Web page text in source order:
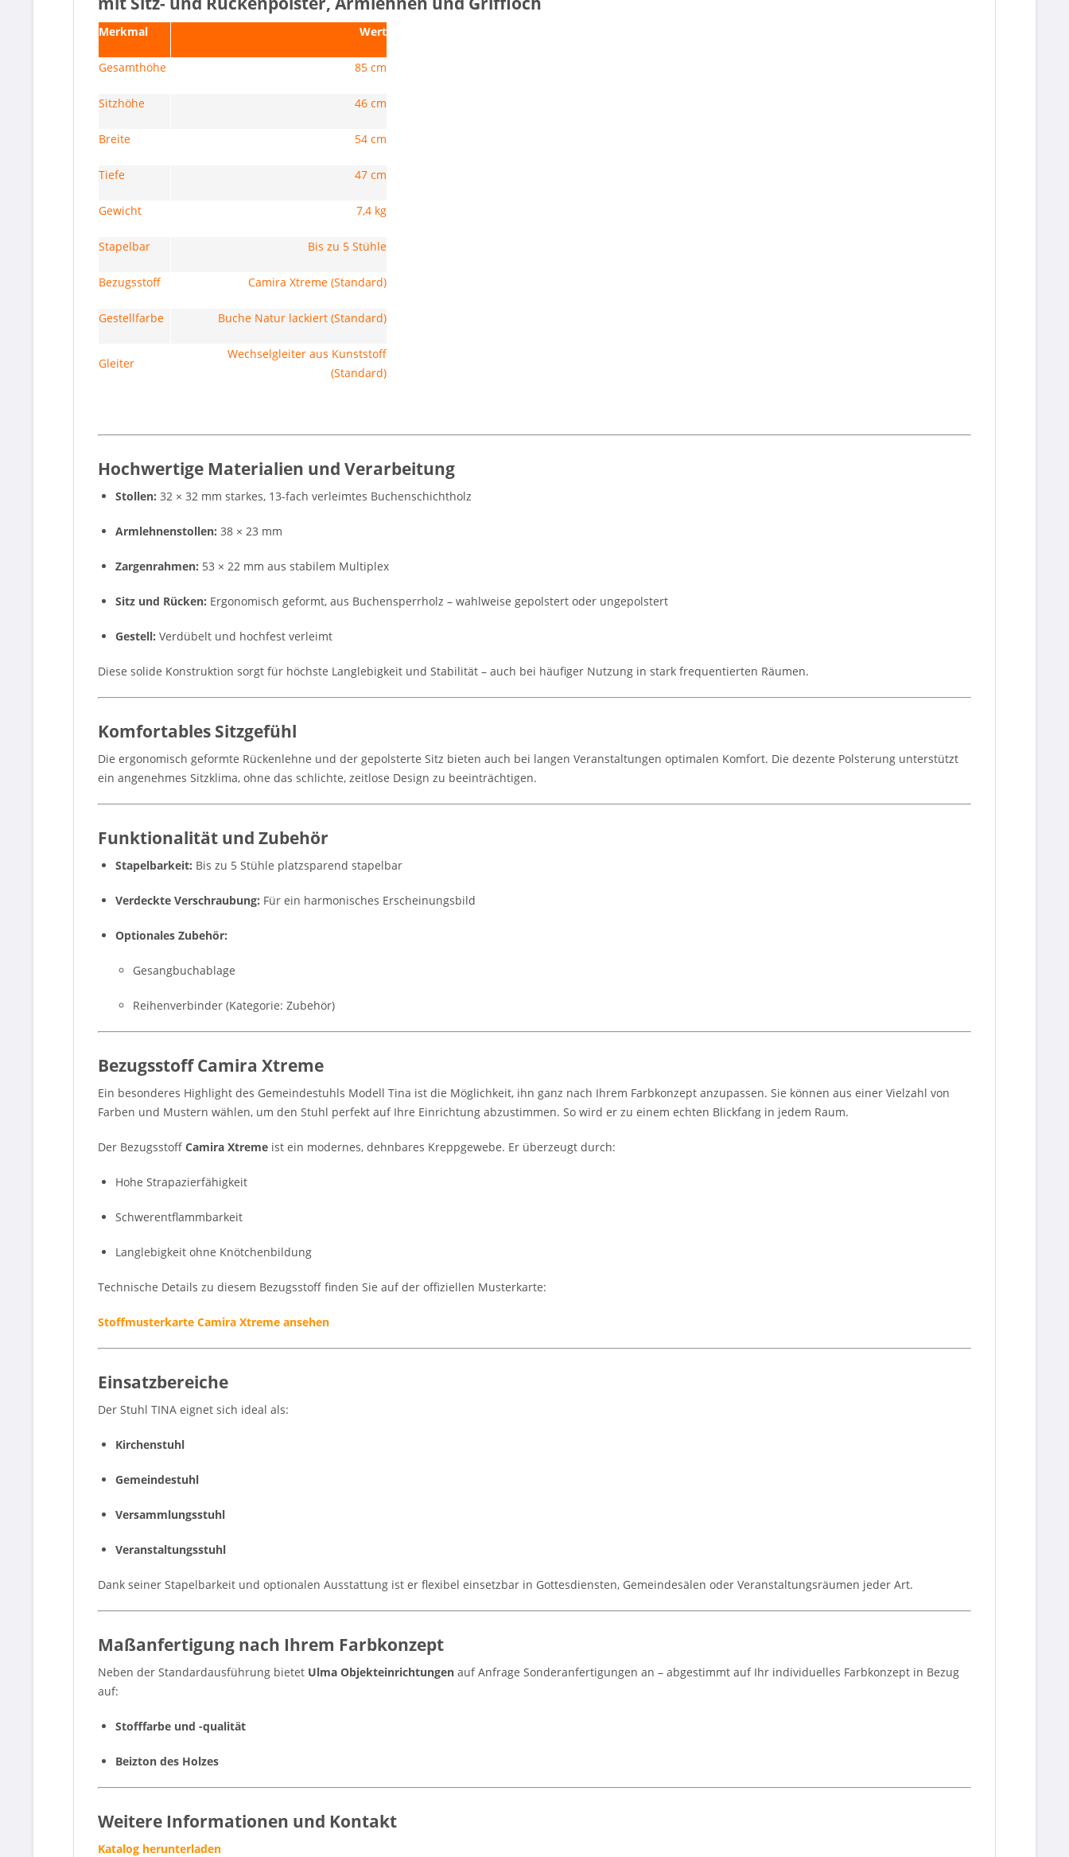
Merkmal Wert
Gesamthöhe 85 cm
Sitzhöhe 46 cm
Breite 54 cm
Tiefe 47 cm
Gewicht 7,4 kg
Stapelbar Bis zu 5 Stühle
Bezugsstoff Camira Xtreme (Standard)
Gestellfarbe Buche Natur lackiert (Standard)
Gleiter
Wechselgleiter aus Kunststoff
(Standard)
Hochwertige Materialien und Verarbeitung
Stollen: 32 × 32 mm starkes, 13-fach verleimtes Buchenschichtholz
Armlehnenstollen: 38 × 23 mm
Zargenrahmen: 53 × 22 mm aus stabilem Multiplex
Sitz und Rücken: Ergonomisch geformt, aus Buchensperrholz – wahlweise gepolstert oder ungepolstert
Gestell: Verdübelt und hochfest verleimt
Diese solide Konstruktion sorgt für höchste Langlebigkeit und Stabilität – auch bei häufiger Nutzung in stark frequentierten Räumen.
Komfortables Sitzgefühl
Die ergonomisch geformte Rückenlehne und der gepolsterte Sitz bieten auch bei langen Veranstaltungen optimalen Komfort. Die dezente Polsterung unterstützt
ein angenehmes Sitzklima, ohne das schlichte, zeitlose Design zu beeinträchtigen.
Funktionalität und Zubehör
Stapelbarkeit: Bis zu 5 Stühle platzsparend stapelbar
Verdeckte Verschraubung: Für ein harmonisches Erscheinungsbild
Optionales Zubehör:
Gesangbuchablage
Reihenverbinder (Kategorie: Zubehör)
Bezugsstoff Camira Xtreme
Ein besonderes Highlight des Gemeindestuhls Modell Tina ist die Möglichkeit, ihn ganz nach Ihrem Farbkonzept anzupassen. Sie können aus einer Vielzahl von
Farben und Mustern wählen, um den Stuhl perfekt auf Ihre Einrichtung abzustimmen. So wird er zu einem echten Blickfang in jedem Raum.
Der Bezugsstoff Camira Xtreme ist ein modernes, dehnbares Kreppgewebe. Er überzeugt durch:
Hohe Strapazierfähigkeit
Schwerentflammbarkeit
Langlebigkeit ohne Knötchenbildung
Technische Details zu diesem Bezugsstoff finden Sie auf der offiziellen Musterkarte:
Stoffmusterkarte Camira Xtreme ansehen
Einsatzbereiche
Der Stuhl TINA eignet sich ideal als:
Kirchenstuhl
Gemeindestuhl
Versammlungsstuhl
Veranstaltungsstuhl
Dank seiner Stapelbarkeit und optionalen Ausstattung ist er flexibel einsetzbar in Gottesdiensten, Gemeindesälen oder Veranstaltungsräumen jeder Art.
Maßanfertigung nach Ihrem Farbkonzept
Neben der Standardausführung bietet Ulma Objekteinrichtungen auf Anfrage Sonderanfertigungen an – abgestimmt auf Ihr individuelles Farbkonzept in Bezug
auf:
Stofffarbe und -qualität
Beizton des Holzes
Weitere Informationen und Kontakt
Katalog herunterladen